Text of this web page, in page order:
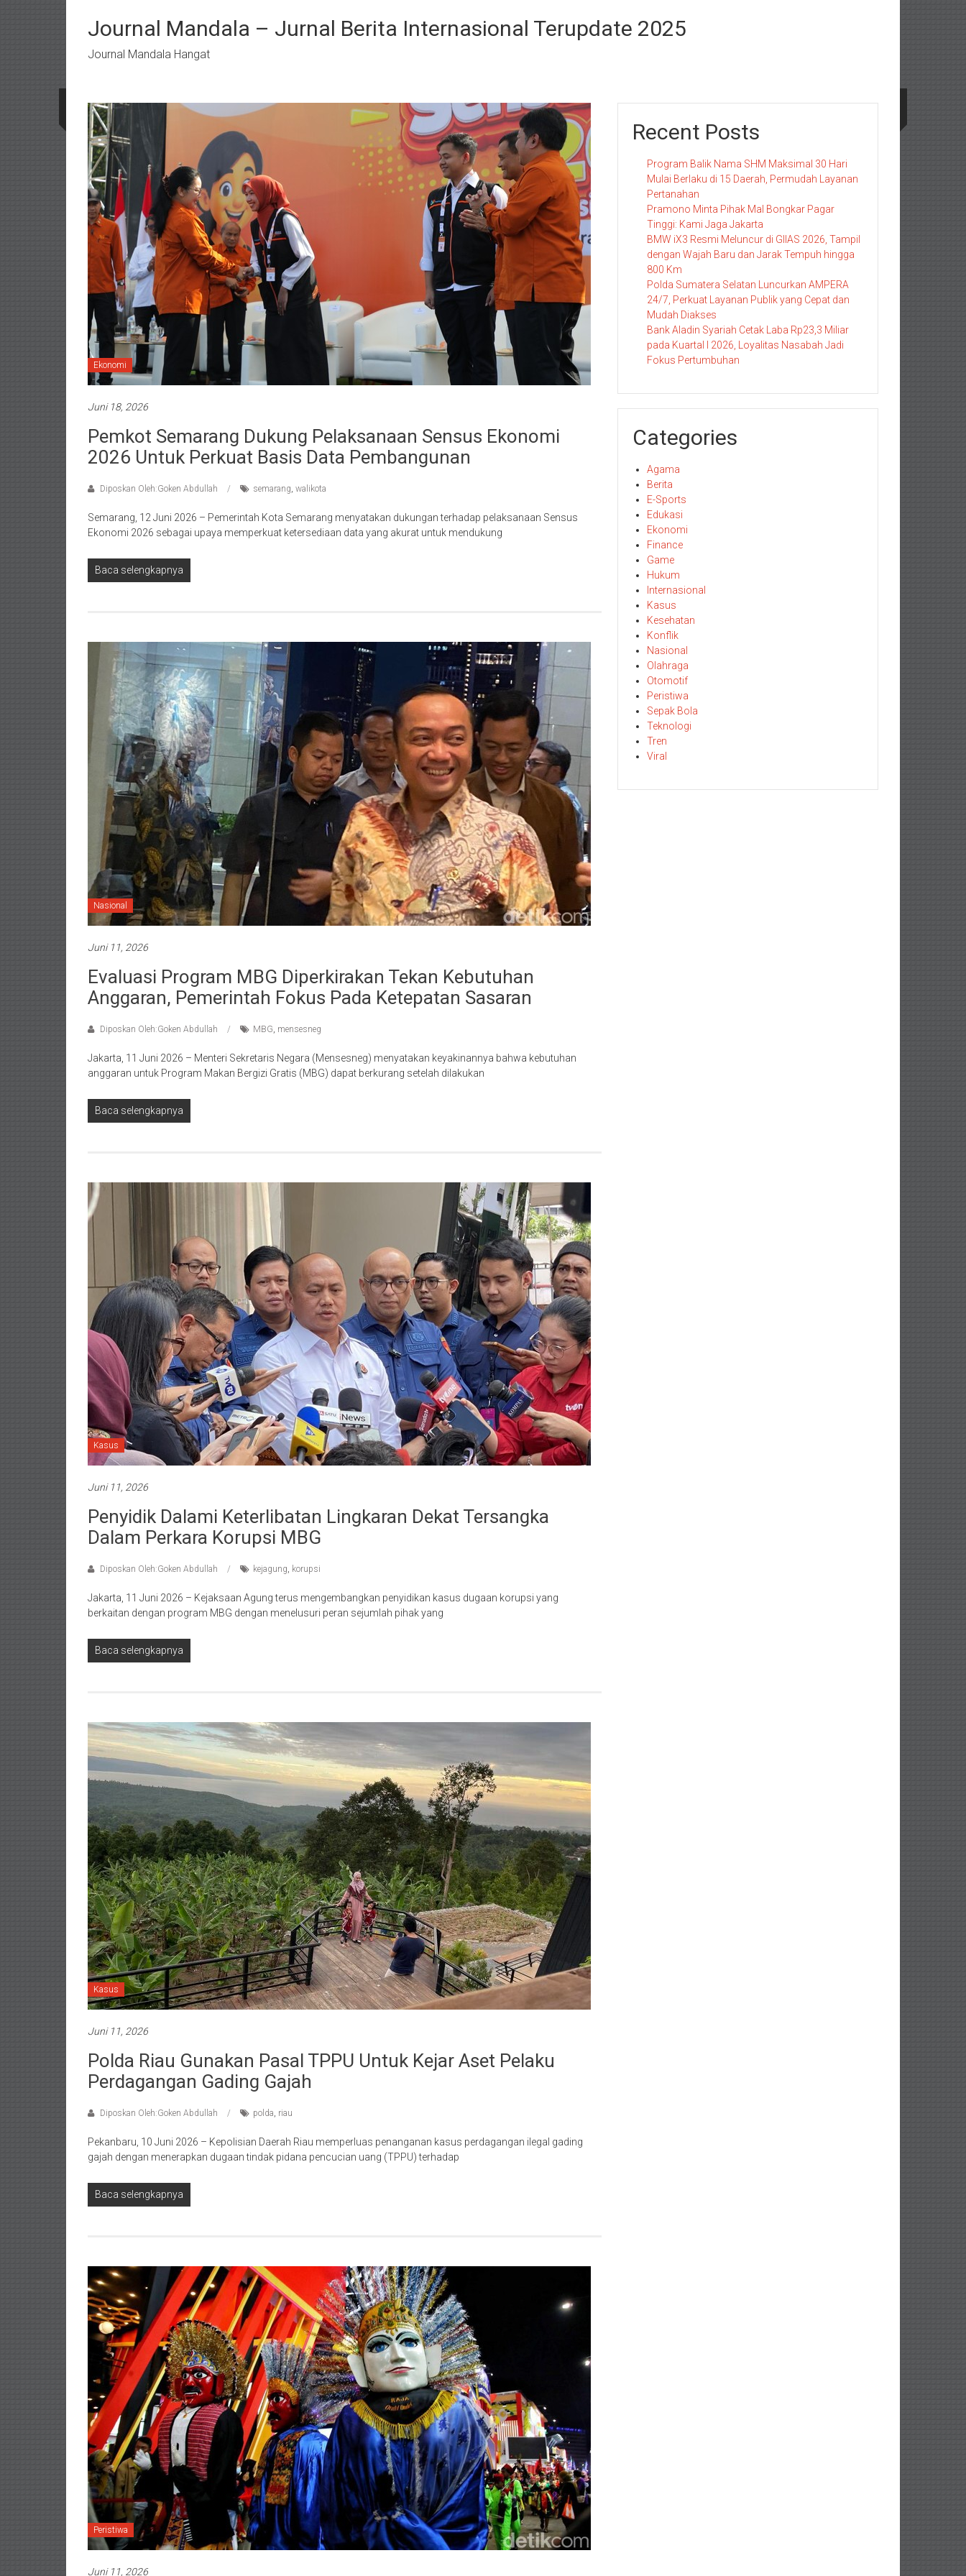
kontenJournal Mandala – Jurnal Berita Internasional Terupdate 2025
Journal Mandala Hangat
Ekonomi
Juni 18, 2026
Pemkot Semarang Dukung Pelaksanaan Sensus Ekonomi
2026 Untuk Perkuat Basis Data Pembangunan
Diposkan Oleh:Goken Abdullah semarang, walikota
Semarang, 12 Juni 2026 – Pemerintah Kota Semarang menyatakan dukungan terhadap pelaksanaan Sensus
Ekonomi 2026 sebagai upaya memperkuat ketersediaan data yang akurat untuk mendukung
Baca selengkapnya
Nasional
Juni 11, 2026
Evaluasi Program MBG Diperkirakan Tekan Kebutuhan
Anggaran, Pemerintah Fokus Pada Ketepatan Sasaran
Diposkan Oleh:Goken Abdullah MBG, mensesneg
Jakarta, 11 Juni 2026 – Menteri Sekretaris Negara (Mensesneg) menyatakan keyakinannya bahwa kebutuhan
anggaran untuk Program Makan Bergizi Gratis (MBG) dapat berkurang setelah dilakukan
Baca selengkapnya
Kasus
Juni 11, 2026
Penyidik Dalami Keterlibatan Lingkaran Dekat Tersangka
Dalam Perkara Korupsi MBG
Diposkan Oleh:Goken Abdullah kejagung, korupsi
Jakarta, 11 Juni 2026 – Kejaksaan Agung terus mengembangkan penyidikan kasus dugaan korupsi yang
berkaitan dengan program MBG dengan menelusuri peran sejumlah pihak yang
Baca selengkapnya
Kasus
Juni 11, 2026
Polda Riau Gunakan Pasal TPPU Untuk Kejar Aset Pelaku
Perdagangan Gading Gajah
Diposkan Oleh:Goken Abdullah polda, riau
Pekanbaru, 10 Juni 2026 – Kepolisian Daerah Riau memperluas penanganan kasus perdagangan ilegal gading
gajah dengan menerapkan dugaan tindak pidana pencucian uang (TPPU) terhadap
Baca selengkapnya
Peristiwa
Juni 11, 2026
Recent Posts
Program Balik Nama SHM Maksimal 30 Hari
Mulai Berlaku di 15 Daerah, Permudah Layanan
Pertanahan
Pramono Minta Pihak Mal Bongkar Pagar
Tinggi: Kami Jaga Jakarta
BMW iX3 Resmi Meluncur di GIIAS 2026, Tampil
dengan Wajah Baru dan Jarak Tempuh hingga
800 Km
Polda Sumatera Selatan Luncurkan AMPERA
24/7, Perkuat Layanan Publik yang Cepat dan
Mudah Diakses
Bank Aladin Syariah Cetak Laba Rp23,3 Miliar
pada Kuartal I 2026, Loyalitas Nasabah Jadi
Fokus Pertumbuhan
Categories
Agama
Berita
E-Sports
Edukasi
Ekonomi
Finance
Game
Hukum
Internasional
Kasus
Kesehatan
Konflik
Nasional
Olahraga
Otomotif
Peristiwa
Sepak Bola
Teknologi
Tren
Viral